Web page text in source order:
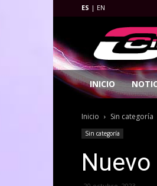
ES | EN
Fishing
INICIO
Inicio Sin categoría
Sin categoría